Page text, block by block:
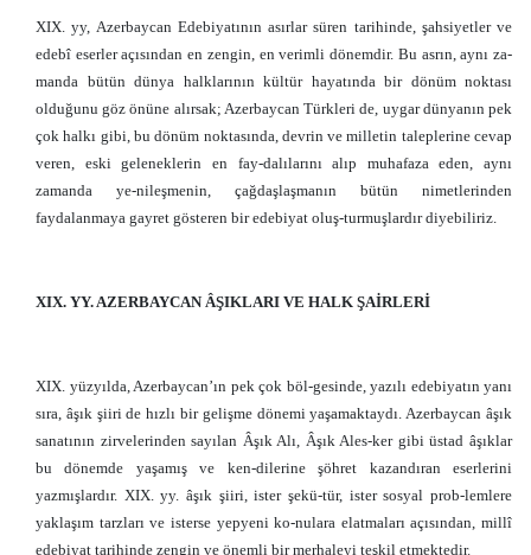
XIX. yy, Azerbaycan Edebiyatının asırlar süren tarihinde, şahsiyetler ve
edebî eserler açısından en zengin, en verimli dönemdir. Bu asrın, aynı za-
manda bütün dünya halklarının kültür hayatında bir dönüm noktası
olduğunu göz önüne alırsak; Azerbaycan Türkleri de, uygar dünyanın pek
çok halkı gibi, bu dönüm noktasında, devrin ve milletin taleplerine cevap
veren, eski geleneklerin en fay-dalılarını alıp muhafaza eden, aynı
zamanda ye-nileşmenin, çağdaşlaşmanın bütün nimetlerinden
faydalanmaya gayret gösteren bir edebiyat oluş-turmuşlardır diyebiliriz.
XIX. YY. AZERBAYCAN ÂŞIKLARI VE HALK ŞAİRLERİ
XIX. yüzyılda, Azerbaycan’ın pek çok böl-gesinde, yazılı edebiyatın yanı
sıra, âşık şiiri de hızlı bir gelişme dönemi yaşamaktaydı. Azerbaycan âşık
sanatının zirvelerinden sayılan Âşık Alı, Âşık Ales-ker gibi üstad âşıklar
bu dönemde yaşamış ve ken-dilerine şöhret kazandıran eserlerini
yazmışlardır. XIX. yy. âşık şiiri, ister şekü-tür, ister sosyal prob-lemlere
yaklaşım tarzları ve isterse yepyeni ko-nulara elatmaları açısından, millî
edebiyat tarihinde zengin ve önemli bir merhaleyi teşkil etmektedir.